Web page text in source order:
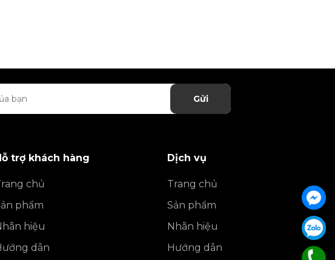
Gửi
trợ khách hàng
chủ
phẩm
hiệu
dẫn
Dịch vụ
Trang chủ
Sản phẩm
Nhãn hiệu
Hướng dẫn